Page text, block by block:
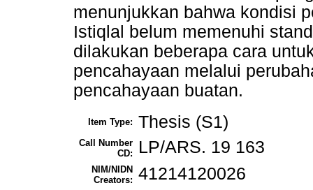
menunjukkan bahwa kondisi
Istiqlal belum memenuhi
dilakukan beberapa cara
pencahayaan melalui
pencahayaan buatan.
Item Type: Thesis (S1)
Call Number
CD:
LP/ARS. 19 163
NIM/NIDN
Creators: 41214120026